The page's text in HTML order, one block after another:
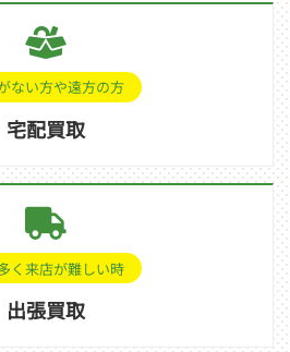
ない方や遠方の方
宅配買取
く来店が難しい時
出張買取